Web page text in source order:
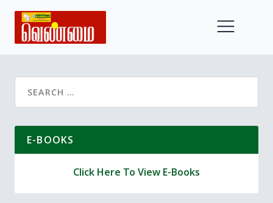
for:
E-BOOKS
Click Here To View E-Books